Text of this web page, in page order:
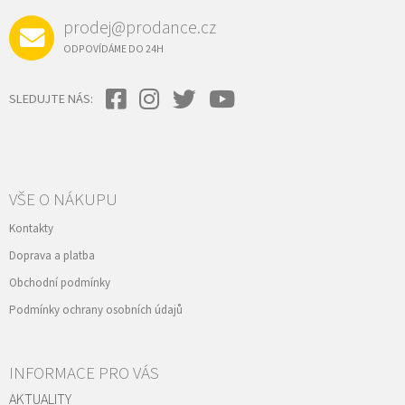
prodej@prodance.cz
ODPOVÍDÁME DO 24H
SLEDUJTE NÁS:
VŠE O NÁKUPU
Kontakty
Doprava a platba
Obchodní podmínky
Podmínky ochrany osobních údajů
INFORMACE PRO VÁS
AKTUALITY